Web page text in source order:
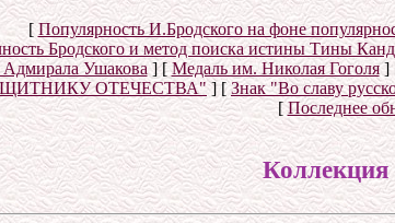
[ Популярность И.Бродского на фоне
Бродского и метод поиска истины Тины
Ушакова ] [Медаль им. Николая Гоголя]
ОТЕЧЕСТВА"] [Знак "Во славу
[Последнее
Коллекция